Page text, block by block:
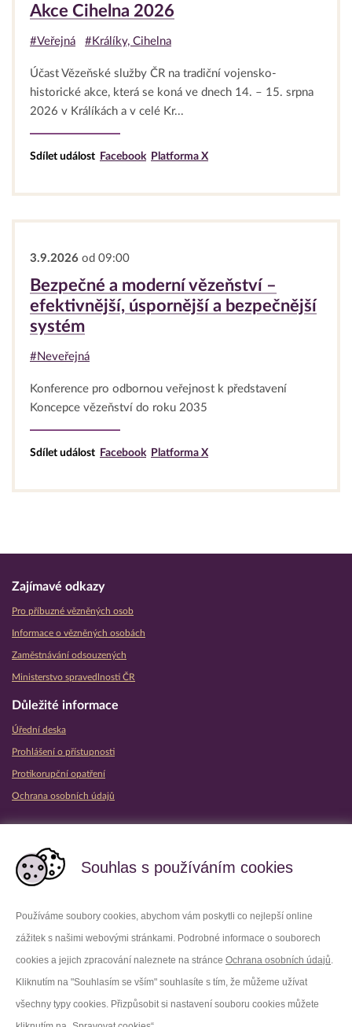
Souhlas s používáním cookies
Používáme soubory cookies, abychom vám poskytli co nejlepší online
zážitek s našimi webovými stránkami. Podrobné informace o souborech
cookies a jejich zpracování naleznete na stránce Ochrana osobních údajů.
Kliknutím na "Souhlasím se vším" souhlasíte s tím, že můžeme užívat
všechny typy cookies. Přizpůsobit si nastavení souboru cookies můžete
Akce Cihelna 2026
#Veřejná #Králíky, Cihelna
Účast Vězeňské služby ČR na tradiční vojensko-
historické akce, která se koná ve dnech 14. – 15. srpna
2026 v Králíkách a v celé Kr...
Sdílet událost Facebook Platforma X
3.9.2026 od 09:00
Bezpečné a moderní vězeňství –
efektivnější, úspornější a bezpečnější
systém
#Neveřejná
Konference pro odbornou veřejnost k představení
Koncepce vězeňství do roku 2035
Sdílet událost Facebook Platforma X
Zajímavé odkazy
Pro příbuzné vězněných osob
Informace o vězněných osobách
Zaměstnávání odsouzených
Ministerstvo spravedlnosti ČR
Důležité informace
Úřední deska
Prohlášení o přístupnosti
Protikorupční opatření
Ochrana osobních údajů
Facebook Youtube